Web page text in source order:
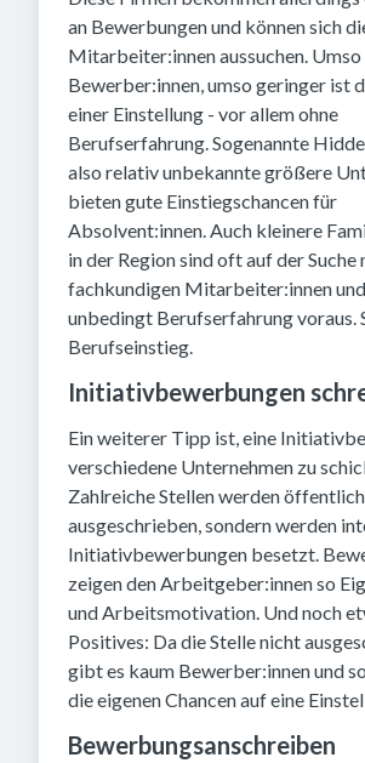
an Bewerbungen und können sich
Mitarbeiter:innen aussuchen. Umso
Bewerber:innen, umso geringer ist
einer Einstellung - vor allem ohne
Berufserfahrung. Sogenannte
also relativ unbekannte größere
bieten gute Einstiegschancen für
Absolvent:innen. Auch kleinere
in der Region sind oft auf der Suche
fachkundigen Mitarbeiter:innen
unbedingt Berufserfahrung voraus.
Berufseinstieg.
Initiativbewerbungen
Ein weiterer Tipp ist, eine
verschiedene Unternehmen zu
Zahlreiche Stellen werden
ausgeschrieben, sondern werden
Initiativbewerbungen besetzt.
zeigen den Arbeitgeber:innen so
und Arbeitsmotivation. Und noch
Positives: Da die Stelle nicht
gibt es kaum Bewerber:innen und
die eigenen Chancen auf eine
Bewerbungsanschreiben